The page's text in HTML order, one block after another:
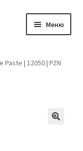
Меню
| 12050 | PZN